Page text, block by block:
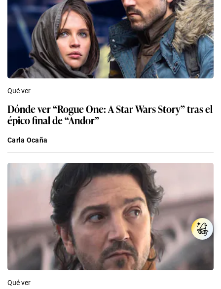
Qué ver
Dónde ver “Rogue One: A Star Wars Story” tras el
épico final de “Andor”
Carla Ocaña
Qué ver